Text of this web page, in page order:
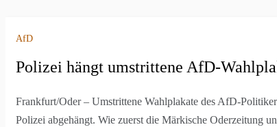
AfD
Polizei hängt umstrittene AfD-
Frankfurt/Oder – Umstrittene Wahlplakate des AfD-
Polizei abgehängt. Wie zuerst die Märkische Oderzeitung